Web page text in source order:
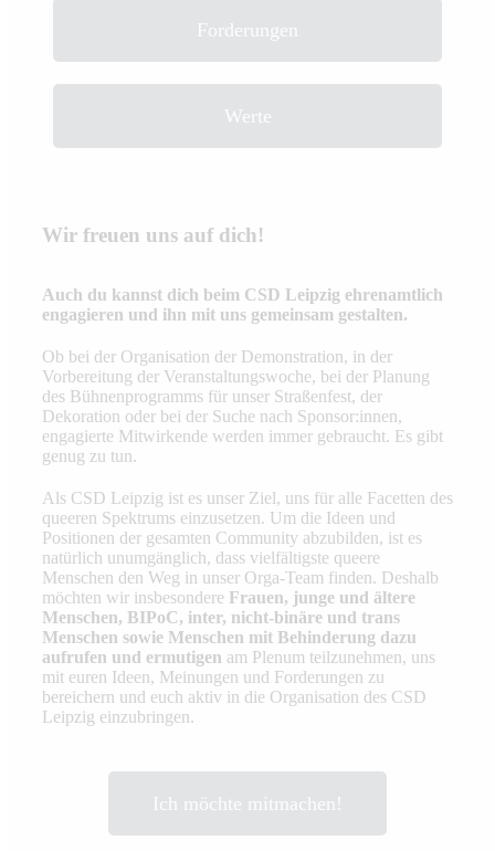
Forderungen
Werte
Wir freuen uns auf dich!
Auch du kannst dich beim CSD Leipzig ehrenamtlich
engagieren und ihn mit uns gemeinsam gestalten.
Ob bei der Organisation der Demonstration, in der
Vorbereitung der Veranstaltungswoche, bei der Planung
des Bühnenprogramms für unser Straßenfest, der
Dekoration oder bei der Suche nach Sponsor:innen,
engagierte Mitwirkende werden immer gebraucht. Es gibt
genug zu tun.
Als CSD Leipzig ist es unser Ziel, uns für alle Facetten des
queeren Spektrums einzusetzen. Um die Ideen und
Positionen der gesamten Community abzubilden, ist es
natürlich unumgänglich, dass vielfältigste queere
Menschen den Weg in unser Orga-Team finden. Deshalb
möchten wir insbesondere Frauen, junge und ältere
Menschen, BIPoC, inter, nicht-binäre und trans
Menschen sowie Menschen mit Behinderung dazu
aufrufen und ermutigen am Plenum teilzunehmen, uns
mit euren Ideen, Meinungen und Forderungen zu
bereichern und euch aktiv in die Organisation des CSD
Leipzig einzubringen.
Ich möchte mitmachen!